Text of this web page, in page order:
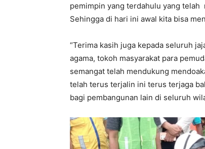
pemimpin yang terdahulu yang telah
Sehingga di hari ini awal kita bisa
“Terima kasih juga kepada seluruh
agama, tokoh masyarakat para
semangat telah mendukung
telah terus terjalin ini terus terjaga
bagi pembangunan lain di seluruh